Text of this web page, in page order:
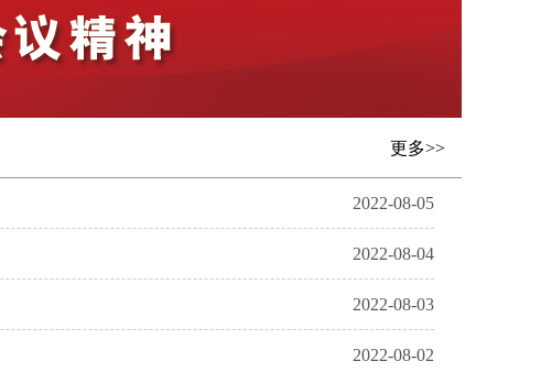
更多>>
2022-08-05
2022-08-04
2022-08-03
2022-08-02